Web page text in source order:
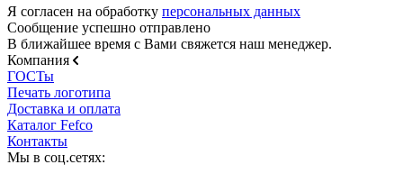
Я согласен на обработку персональных данных
Сообщение успешно отправлено
В ближайшее время с Вами свяжется наш менеджер.
Компания
ГОСТы
Печать логотипа
Доставка и оплата
Каталог Fefco
Контакты
Мы в соц.сетях: